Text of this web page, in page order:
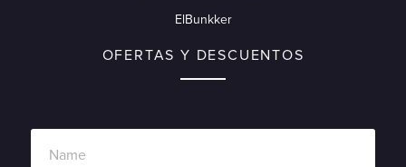
ElBunkker
OFERTAS Y DESCUENTOS